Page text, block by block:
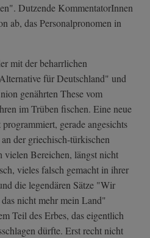
Dutzende KommentatorInnen
ab, das Personalpronomen in
mit der beharrlichen
für Deutschland" und
genährten These vom
im Trüben fischen. Eine neue
gerade angesichts
der griechisch-türkischen
Bereichen, längst nicht
vieles falsch gemacht in ihrer
die legendären Sätze "Wir
nicht mehr mein Land"
Teil des Erbes, das eigentlich
dürfte. Erst recht nicht